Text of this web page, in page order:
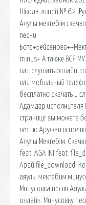
Школа-лицей № 62.
Аяулы мектебім
песни
minus+ А также ВСЯ
или слушать онлайн,
или мобильный
бесплатно скачать и
Адамдар исполнителя
странице вы можете
песню Аружан
Аяулы Мектебім.
feat. AGA INI feat.
Арай file_download.
аяулы мектебим
Минусовка песни
онлайн. Минусовку